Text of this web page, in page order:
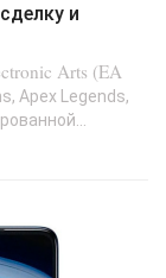
Arts (EA
Apex Legends,